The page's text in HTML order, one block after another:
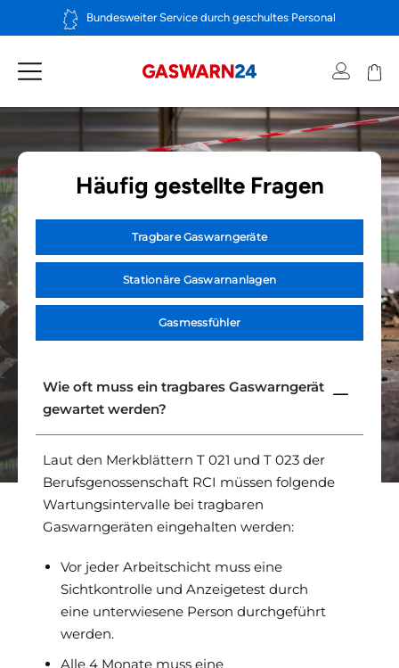
Inhalt
Bundesweiter Service durch geschultes Personal
Häufig gestellte Fragen
Tragbare Gaswarngeräte
Stationäre Gaswarnanlagen
Gasmessfühler
Wie oft muss ein tragbares Gaswarngerät
gewartet werden?
Laut den Merkblättern T 021 und T 023 der
Berufsgenossenschaft RCI müssen folgende
Wartungsintervalle bei tragbaren
Gaswarngeräten eingehalten werden:
Vor jeder Arbeitschicht muss eine
Sichtkontrolle und Anzeigetest durch
eine unterwiesene Person durchgeführt
werden.
Alle 4 Monate muss eine